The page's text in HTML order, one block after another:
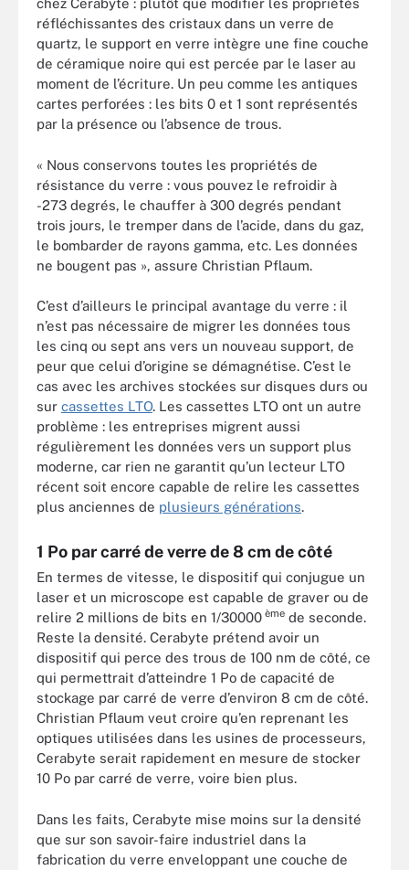
chez Cerabyte : plutôt que modifier les propriétés
réfléchissantes des cristaux dans un verre de
quartz, le support en verre intègre une fine couche
de céramique noire qui est percée par le laser au
moment de l’écriture. Un peu comme les antiques
cartes perforées : les bits 0 et 1 sont représentés
par la présence ou l’absence de trous.
« Nous conservons toutes les propriétés de
résistance du verre : vous pouvez le refroidir à
-273 degrés, le chauffer à 300 degrés pendant
trois jours, le tremper dans de l’acide, dans du gaz,
le bombarder de rayons gamma, etc. Les données
ne bougent pas », assure Christian Pflaum.
C’est d’ailleurs le principal avantage du verre : il
n’est pas nécessaire de migrer les données tous
les cinq ou sept ans vers un nouveau support, de
peur que celui d’origine se démagnétise. C’est le
cas avec les archives stockées sur disques durs ou
sur cassettes LTO. Les cassettes LTO ont un autre
problème : les entreprises migrent aussi
régulièrement les données vers un support plus
moderne, car rien ne garantit qu’un lecteur LTO
récent soit encore capable de relire les cassettes
plus anciennes de plusieurs générations.
1 Po par carré de verre de 8 cm de côté
En termes de vitesse, le dispositif qui conjugue un
laser et un microscope est capable de graver ou de
relire 2 millions de bits en 1/30000 ème de seconde.
Reste la densité. Cerabyte prétend avoir un
dispositif qui perce des trous de 100 nm de côté, ce
qui permettrait d’atteindre 1 Po de capacité de
stockage par carré de verre d’environ 8 cm de côté.
Christian Pflaum veut croire qu’en reprenant les
optiques utilisées dans les usines de processeurs,
Cerabyte serait rapidement en mesure de stocker
10 Po par carré de verre, voire bien plus.
Dans les faits, Cerabyte mise moins sur la densité
que sur son savoir-faire industriel dans la
fabrication du verre enveloppant une couche de